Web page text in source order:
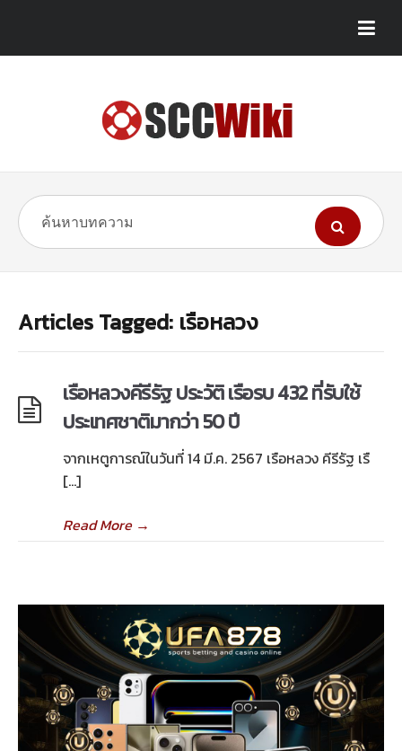
Articles Tagged: เรือหลวง
เรือหลวงคีรีรัฐ ประวัติ เรือรบ 432 ที่รับใช้
ประเทศชาติมากว่า 50 ปี
จากเหตูการณ์ในวันที่ 14 มี.ค. 2567 เรือหลวง คีรีรัฐ เรื
[…]
Read More→